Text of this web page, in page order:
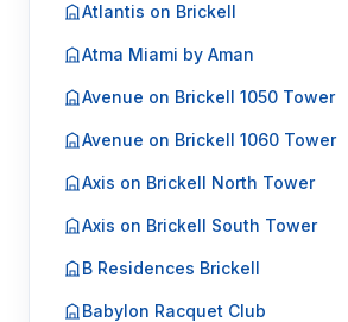
Atlantis on Brickell
Atma Miami by Aman
Avenue on Brickell 1050 Tower
Avenue on Brickell 1060 Tower
Axis on Brickell North Tower
Axis on Brickell South Tower
B Residences Brickell
Babylon Racquet Club